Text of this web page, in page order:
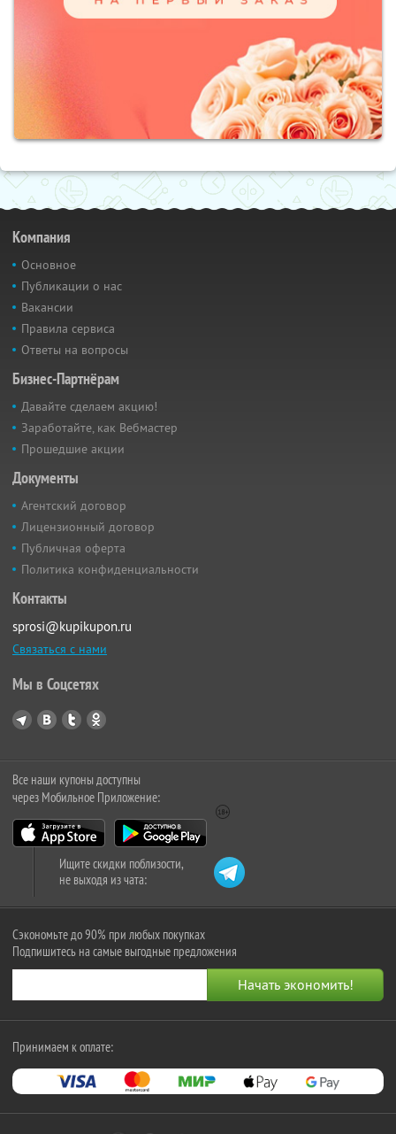
Компания
Основное
Публикации о нас
Вакансии
Правила сервиса
Ответы на вопросы
Бизнес-Партнёрам
Давайте сделаем акцию!
Заработайте, как Вебмастер
Прошедшие акции
Документы
Агентский договор
Лицензионный договор
Публичная оферта
Политика конфиденциальности
Контакты
sprosi@kupikupon.ru
Связаться с нами
Мы в Соцсетях
Все наши купоны доступны
через Мобильное Приложение:
Ищите скидки поблизости,
не выходя из чата:
Сэкономьте до 90% при любых покупках
Подпишитесь на самые выгодные предложения
Принимаем к оплате: